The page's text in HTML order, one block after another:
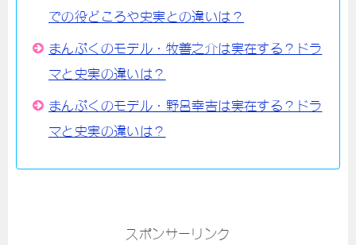
での役どころや史実との違いは？
まんぷくのモデル・牧善之介は実在する？ドラ
マと史実の違いは？
まんぷくのモデル・野呂幸吉は実在する？ドラ
マと史実の違いは？
スポンサーリンク